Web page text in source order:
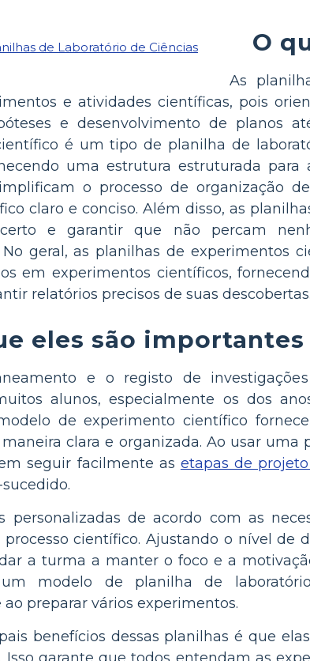
O
As
e atividades científicas, pois
e desenvolvimento de planos
é um tipo de planilha de
uma estrutura estruturada
o processo de organização
claro e conciso. Além disso, as
e garantir que não percam
geral, as planilhas de experimentos
em experimentos científicos,
relatórios precisos de suas descobertas.
eles são
e o registo de
alunos, especialmente os dos
de experimento científico
clara e organizada. Ao usar
seguir facilmente as etapas de
personalizadas de acordo com as
processo científico. Ajustando o nível
a turma a manter o foco e a
modelo de planilha de
preparar vários experimentos.
benefícios dessas planilhas é que